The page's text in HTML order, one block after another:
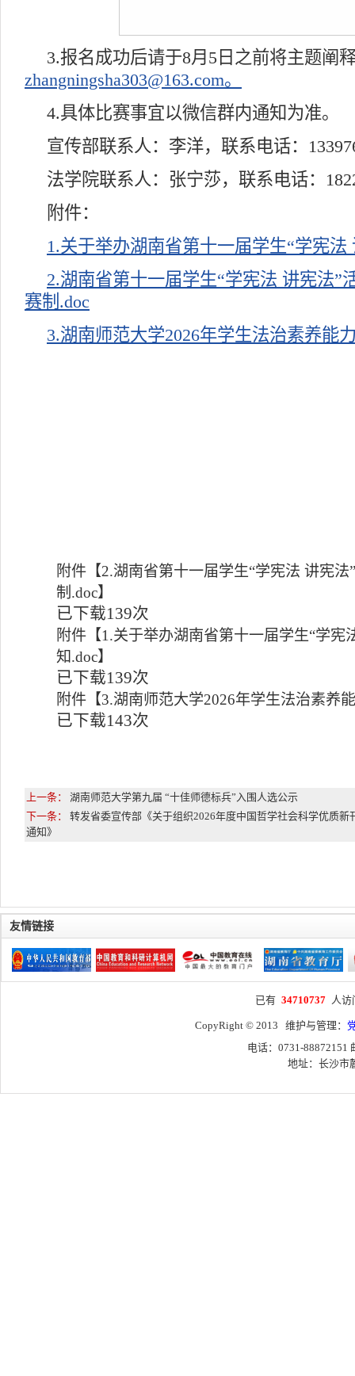
3.报名成功后请于8月5日之前将主题阐
zhangningsha303@163.com。
4.具体比赛事宜以微信群内通知为准。
宣传部联系人：李洋，联系电话：
法学院联系人：张宁莎，联系电话：
附件：
1.关于举办湖南省第十一届学生“学宪法
2.湖南省第十一届学生“学宪法 讲宪法”
赛制.doc
3.湖南师范大学2026年学生法治素养能
附件【2.湖南省第十一届学生“学宪法 讲宪
制.doc】
已下载139次
附件【1.关于举办湖南省第十一届学生“学宪
知.doc】
已下载139次
附件【3.湖南师范大学2026年学生法治素养
已下载143次
上一条： 湖南师范大学第九届 “十佳师德标兵”入围人选公示
下一条： 转发省委宣传部《关于组织2026年度中国哲学社会科学优质新
通知》
友情链接
已有 34710737 人
CopyRight © 2013 维护与管理：
电话：0731-88872151
地址：长沙市